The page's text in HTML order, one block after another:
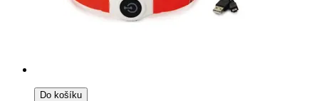
Do košíku